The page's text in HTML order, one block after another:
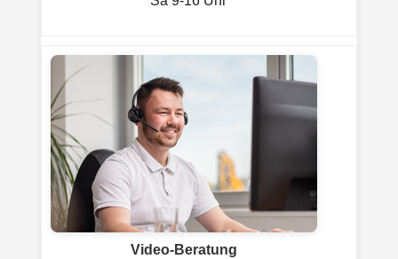
Video-Beratung